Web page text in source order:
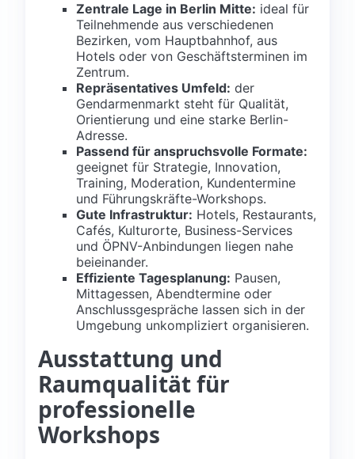
Zentrale Lage in Berlin Mitte: ideal für
Teilnehmende aus verschiedenen
Bezirken, vom Hauptbahnhof, aus
Hotels oder von Geschäftsterminen im
Zentrum.
Repräsentatives Umfeld: der
Gendarmenmarkt steht für Qualität,
Orientierung und eine starke Berlin-
Adresse.
Passend für anspruchsvolle Formate:
geeignet für Strategie, Innovation,
Training, Moderation, Kundentermine
und Führungskräfte-Workshops.
Gute Infrastruktur: Hotels, Restaurants,
Cafés, Kulturorte, Business-Services
und ÖPNV-Anbindungen liegen nahe
beieinander.
Effiziente Tagesplanung: Pausen,
Mittagessen, Abendtermine oder
Anschlussgespräche lassen sich in der
Umgebung unkompliziert organisieren.
Ausstattung und
Raumqualität für
professionelle
Workshops